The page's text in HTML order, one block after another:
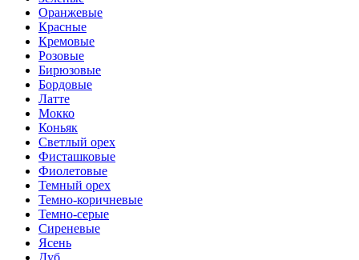
Оранжевые
Красные
Кремовые
Розовые
Бирюзовые
Бордовые
Латте
Мокко
Коньяк
Светлый орех
Фисташковые
Фиолетовые
Темный орех
Темно-коричневые
Темно-серые
Сиреневые
Ясень
Дуб